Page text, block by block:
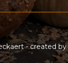
- created by